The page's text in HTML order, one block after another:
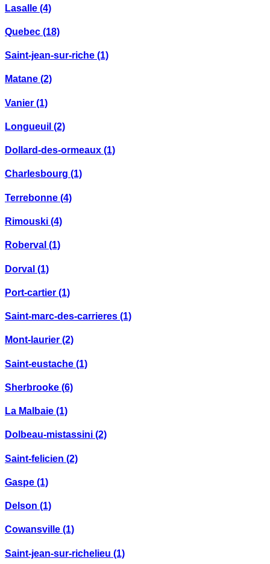
Lasalle (4)
Quebec (18)
Saint-jean-sur-riche (1)
Matane (2)
Vanier (1)
Longueuil (2)
Dollard-des-ormeaux (1)
Charlesbourg (1)
Terrebonne (4)
Rimouski (4)
Roberval (1)
Dorval (1)
Port-cartier (1)
Saint-marc-des-carrieres (1)
Mont-laurier (2)
Saint-eustache (1)
Sherbrooke (6)
La Malbaie (1)
Dolbeau-mistassini (2)
Saint-felicien (2)
Gaspe (1)
Delson (1)
Cowansville (1)
Saint-jean-sur-richelieu (1)